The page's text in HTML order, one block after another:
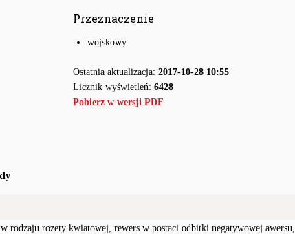
Przeznaczenie
wojskowy
Ostatnia aktualizacja: 2017-10-28 10:55
Licznik wyświetleń: 6428
Pobierz w wersji PDF
rodzaju rozety kwiatowej, rewers w postaci odbitki negatywowej awersu,